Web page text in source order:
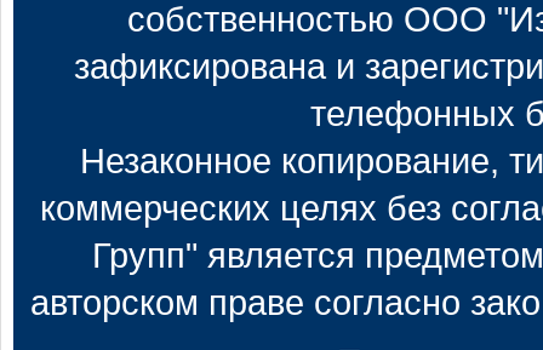
собственностью ООО
зафиксирована и
телефонных
Незаконное копирование,
коммерческих целях без
Групп" является
авторском праве согласно